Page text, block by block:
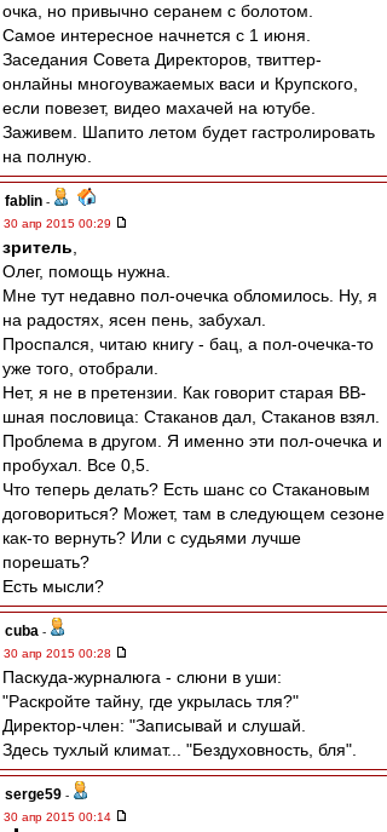
очка, но привычно серанем с болотом.
Самое интересное начнется с 1 июня.
Заседания Совета Директоров, твиттер-
онлайны многоуважаемых васи и Крупского,
если повезет, видео махачей на ютубе.
Заживем. Шапито летом будет гастролировать
на полную.
fablin -
30 апр 2015 00:29
зpитель
Олег, помощь нужна.
Мне тут недавно пол-очечка обломилось. Ну, я
на радостях, ясен пень, забухал.
Проспался, читаю книгу - бац, а пол-очечка-то
уже того, отобрали.
Нет, я не в претензии. Как говорит старая ВВ-
шная пословица: Стаканов дал, Стаканов взял.
Проблема в другом. Я именно эти пол-очечка и
пробухал. Все 0,5.
Что теперь делать? Есть шанс со Стакановым
договориться? Может, там в следующем сезоне
как-то вернуть? Или с судьями лучше
порешать?
Есть мысли?
cuba -
30 апр 2015 00:28
Паскуда-журналюга - слюни в уши:
"Раскройте тайну, где укрылась тля?"
Директор-член: "Записывай и слушай.
Здесь тухлый климат... "Бездуховность, бля".
serge59 -
30 апр 2015 00:14